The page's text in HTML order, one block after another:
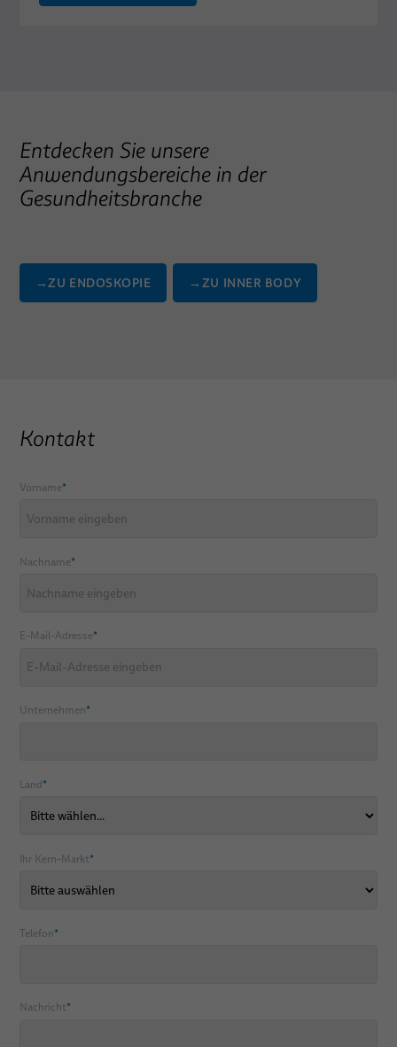
Entdecken Sie unsere
Anwendungsbereiche in der
Gesundheitsbranche
→ZU ENDOSKOPIE → ZU INNER BODY
Kontakt
Vorname*
Nachname*
E-Mail-Adresse*
Unternehmen*
Land*
Ihr Kern-Markt*
Telefon*
Nachricht*